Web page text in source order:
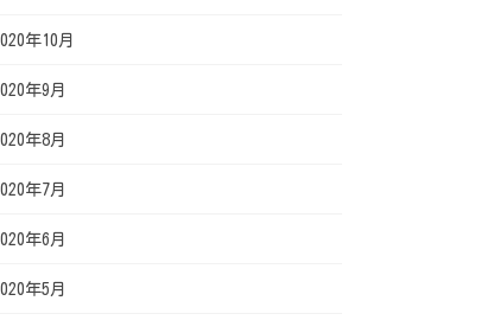
年10月
年9月
年8月
年7月
年6月
年5月